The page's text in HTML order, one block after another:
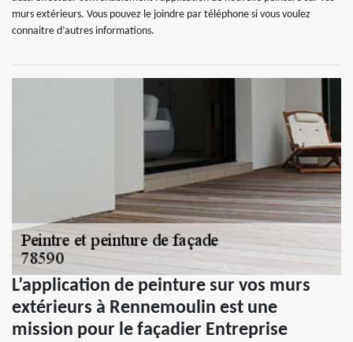
murs extérieurs. Vous pouvez le joindre par téléphone si vous voulez
connaitre d’autres informations.
L’application de peinture sur vos murs
extérieurs à Rennemoulin est une
mission pour le façadier Entreprise